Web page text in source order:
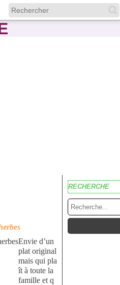
Envie d’un
plat original
mais qui pla
ît à toute la
famille et q
RECHERCHE